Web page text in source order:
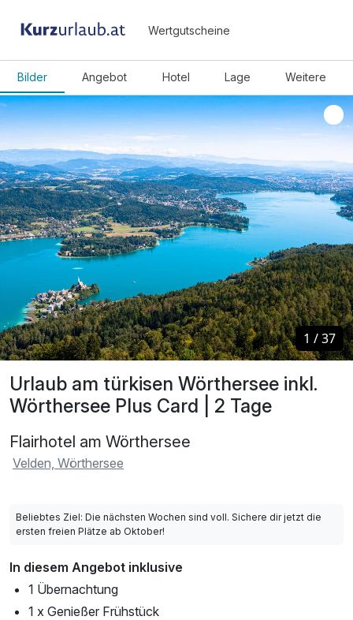
Wertgutscheine
Bilder Angebot Hotel Lage Weitere
Urlaub am türkisen Wörthersee inkl.
Wörthersee Plus Card | 2 Tage
Flairhotel am Wörthersee
Velden, Wörthersee
1 /37
1 /37
Beliebtes Ziel: Die nächsten Wochen sind voll. Sichere dir jetzt die
ersten freien Plätze ab Oktober!
In diesem Angebot inklusive
1 Übernachtung
1 x Genießer Frühstück